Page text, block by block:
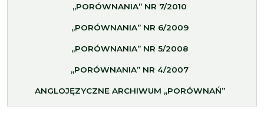
„PORÓWNANIA” NR 7/2010
„PORÓWNANIA” NR 6/2009
„PORÓWNANIA” NR 5/2008
„PORÓWNANIA” NR 4/2007
ANGLOJĘZYCZNE ARCHIWUM „PORÓWNAŃ”